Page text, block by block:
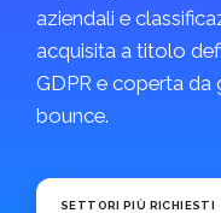
aziendali e
acquisita a titolo
GDPR e coperta da
bounce.
SETTORI PIÙ RICHIESTI